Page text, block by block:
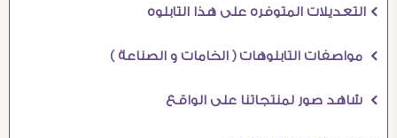
Ö التعديلات المتوفره على هذا التابلوه
Ö مواصفات التابلوهات ( الخامات و الصناعة )
Ö شاهد صور لمنتجاتنا على الواقع